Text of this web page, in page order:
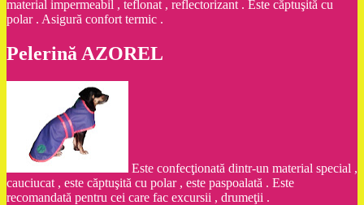
material impermeabil , teflonat , reflectorizant . Este căptuşită cu
polar . Asigură confort termic .
Pelerină AZOREL
Este confecţionată dintr-un material special ,
cauciucat , este căptuşită cu polar , este paspoalată . Este
recomandată pentru cei care fac excursii , drumeţii .